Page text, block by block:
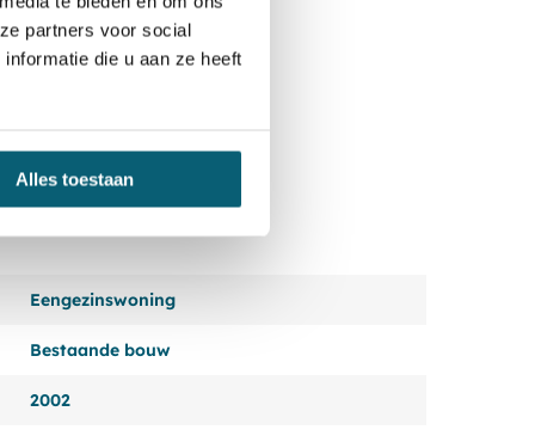
partners voor social
die u aan ze heeft
Alles toestaan
Eengezinswoning
Bestaande bouw
2002